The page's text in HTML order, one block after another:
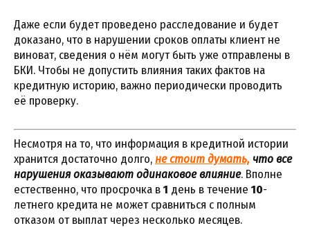
Даже если будет проведено расследование и будет
доказано, что в нарушении сроков оплаты клиент не
виноват, сведения о нём могут быть уже отправлены в
БКИ. Чтобы не допустить влияния таких фактов на
кредитную историю, важно периодически проводить
её проверку.
Несмотря на то, что информация в кредитной истории
хранится достаточно долго,не стоит думать, что все
нарушения оказывают одинаковое влияние. Вполне
естественно, что просрочка в1 день в течение10-
летнего кредита не может сравниться с полным
отказом от выплат через несколько месяцев.